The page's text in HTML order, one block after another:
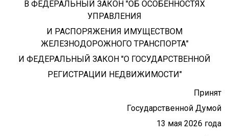
В ФЕДЕРАЛЬНЫЙ ЗАКОН "ОБ ОСОБЕННОСТЯХ
УПРАВЛЕНИЯ
И РАСПОРЯЖЕНИЯ ИМУЩЕСТВОМ
ЖЕЛЕЗНОДОРОЖНОГО ТРАНСПОРТА"
И ФЕДЕРАЛЬНЫЙ ЗАКОН "О ГОСУДАРСТВЕННОЙ
РЕГИСТРАЦИИ НЕДВИЖИМОСТИ"
Принят
Государственной Думой
13 мая 2026 года